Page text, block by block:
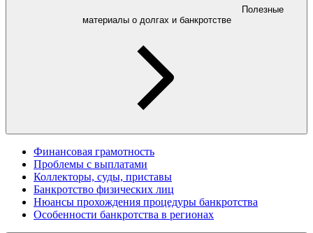
Полезные
материалы о долгах и банкротстве
Финансовая грамотность
Проблемы с выплатами
Коллекторы, суды, приставы
Банкротство физических лиц
Нюансы прохождения процедуры банкротства
Особенности банкротства в регионах